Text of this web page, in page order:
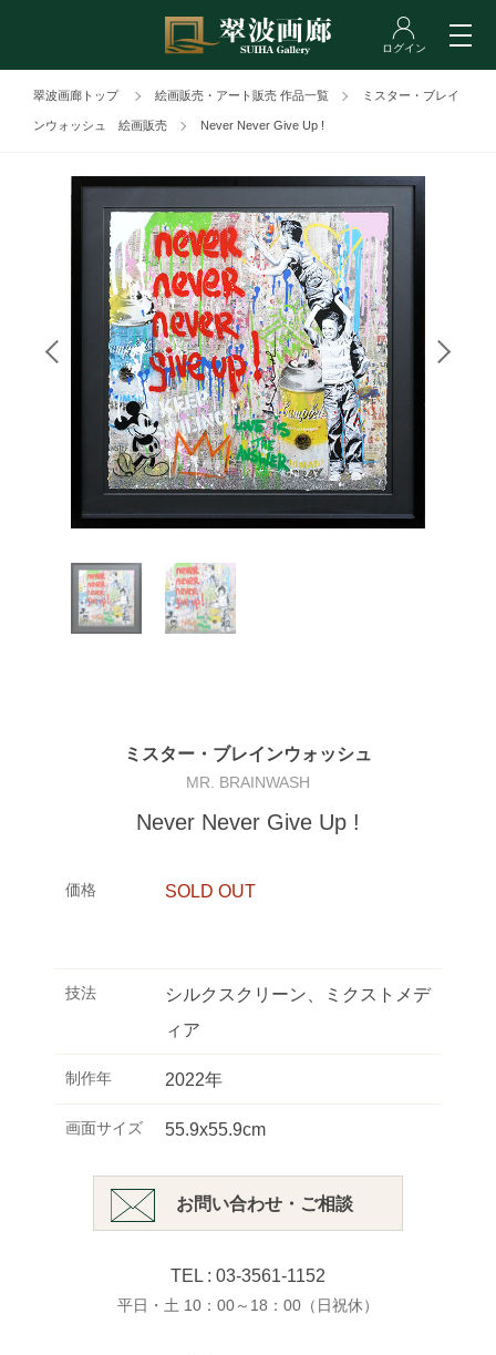
翠波画廊トップ 絵画販売・アート販売 作品一覧 ミスター・ブレイ
ンウォッシュ 絵画販売 Never Never Give Up !
ミスター・ブレインウォッシュ
MR. BRAINWASH
Never Never Give Up !
価格 SOLD OUT
技法
シルクスクリーン、ミクストメデ
ィア
制作年 2022年
画面サイズ 55.9x55.9cm
お問い合わせ・ご相談
TEL : 03-3561-1152
平日・土 10：00～18：00（日祝休）